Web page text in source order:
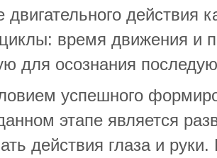
двигательного действия
время движения и
для осознания
успешного
этапе является
действия глаза и